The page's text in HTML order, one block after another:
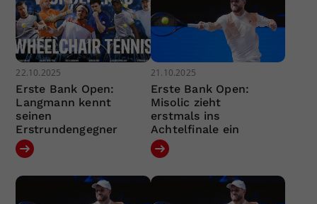
22.10.2025
Erste Bank Open:
Langmann kennt
seinen
Erstrundengegner
21.10.2025
Erste Bank Open:
Misolic zieht
erstmals ins
Achtelfinale ein